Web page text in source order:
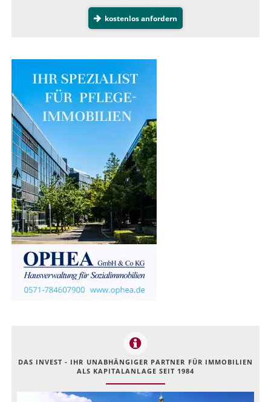
kostenlos anfordern
DAS INVEST - IHR UNABHÄNGIGER PARTNER FÜR IMMOBILIEN
ALS KAPITALANLAGE SEIT 1984